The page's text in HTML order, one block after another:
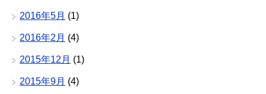
2016年5月 (1)
2016年2月 (4)
2015年12月 (1)
2015年9月 (4)